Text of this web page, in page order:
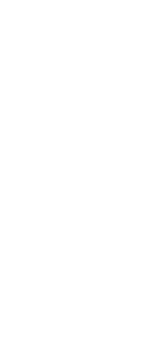
als gewohnt, deshalb
den Weg nach
Wasser sprang. Mit so
einen Drift machen, die
Muränen, Teppich-
gedeckt. Nach einem
Wasser ab. Jedoch
machten wir und
eine kleine Schildkröte
sahen wir erneut einen
hinter ihm. Wir
der Einzige seiner Art der
Zuerst den Vater
waren alle drei